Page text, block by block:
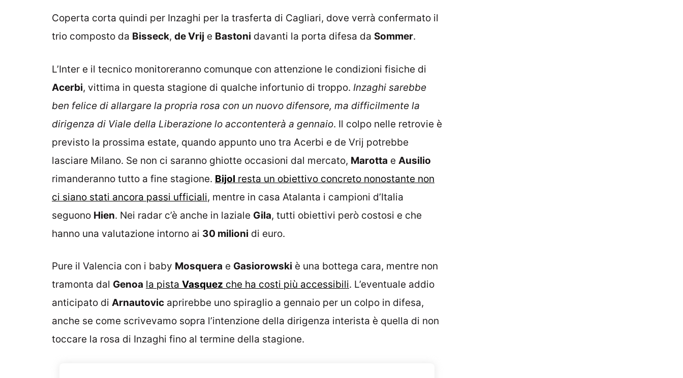
Coperta corta quindi per Inzaghi per la trasferta di Cagliari, dove verrà confermato il
trio composto da Bisseck, de Vrij e Bastoni davanti la porta difesa da Sommer.
L’Inter e il tecnico monitoreranno comunque con attenzione le condizioni fisiche di
Acerbi, vittima in questa stagione di qualche infortunio di troppo. Inzaghi sarebbe
ben felice di allargare la propria rosa con un nuovo difensore, ma difficilmente la
dirigenza di Viale della Liberazione lo accontenterà a gennaio. Il colpo nelle retrovie è
previsto la prossima estate, quando appunto uno tra Acerbi e de Vrij potrebbe
lasciare Milano. Se non ci saranno ghiotte occasioni dal mercato, Marotta e Ausilio
rimanderanno tutto a fine stagione. Bijol resta un obiettivo concreto nonostante non
ci siano stati ancora passi ufficiali, mentre in casa Atalanta i campioni d’Italia
seguono Hien. Nei radar c’è anche in laziale Gila, tutti obiettivi però costosi e che
hanno una valutazione intorno ai 30 milioni di euro.
Pure il Valencia con i baby Mosquera e Gasiorowski è una bottega cara, mentre non
tramonta dal Genoa la pista Vasquez che ha costi più accessibili. L’eventuale addio
anticipato di Arnautovic aprirebbe uno spiraglio a gennaio per un colpo in difesa,
anche se come scrivevamo sopra l’intenzione della dirigenza interista è quella di non
toccare la rosa di Inzaghi fino al termine della stagione.